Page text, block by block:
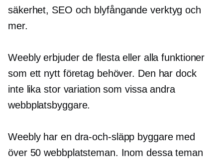
säkerhet, SEO och blyfångande verktyg och
mer.
Weebly erbjuder de flesta eller alla funktioner
som ett nytt företag behöver. Den har dock
inte lika stor variation som vissa andra
webbplatsbyggare.
Weebly har en dra-och-släpp byggare med
över 50 webbplatsteman. Inom dessa teman